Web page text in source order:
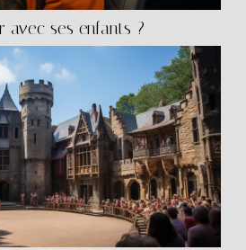
avec ses enfants ?